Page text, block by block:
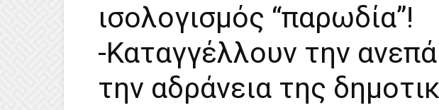
ισολογισμός “παρωδία”!
-Καταγγέλλουν την
την αδράνεια της